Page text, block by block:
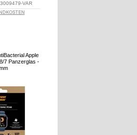
3009479-VAR
Apple
7 Panzerglas -